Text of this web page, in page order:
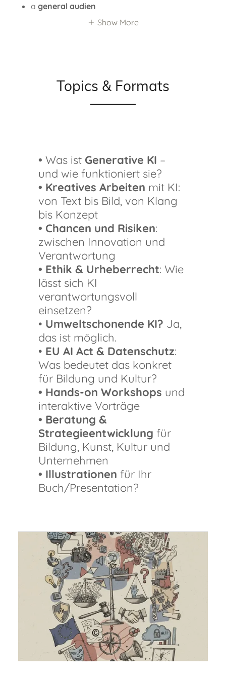
a general audien
Show More
Topics & Formats
• Was ist Generative KI –
und wie funktioniert sie?
• Kreatives Arbeiten mit KI:
von Text bis Bild, von Klang
bis Konzept
• Chancen und Risiken:
zwischen Innovation und
Verantwortung
• Ethik & Urheberrecht: Wie
lässt sich KI
verantwortungsvoll
einsetzen?
• Umweltschonende KI? Ja,
das ist möglich.
• EU AI Act & Datenschutz:
Was bedeutet das konkret
für Bildung und Kultur?
• Hands-on Workshops und
interaktive Vorträge
• Beratung &
Strategieentwicklung für
Bildung, Kunst, Kultur und
Unternehmen
• Illustrationen für Ihr
Buch/Presentation?